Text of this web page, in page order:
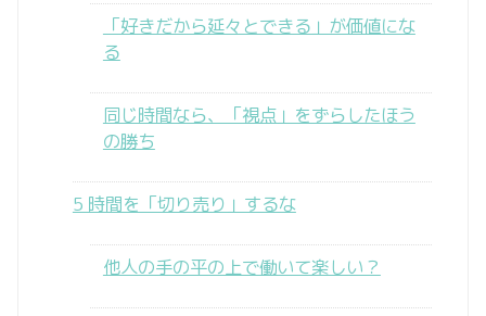
「好きだから延々とできる」が価値にな
る
同じ時間なら、「視点」をずらしたほう
の勝ち
5 時間を「切り売り」するな
他人の手の平の上で働いて楽しい？